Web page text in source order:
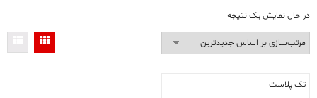
در حال نمایش یک نتیجه
تک پلاست